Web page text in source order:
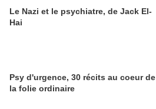
Le Nazi et le psychiatre, de Jack El-
Hai
Psy d'urgence, 30 récits au coeur de
la folie ordinaire